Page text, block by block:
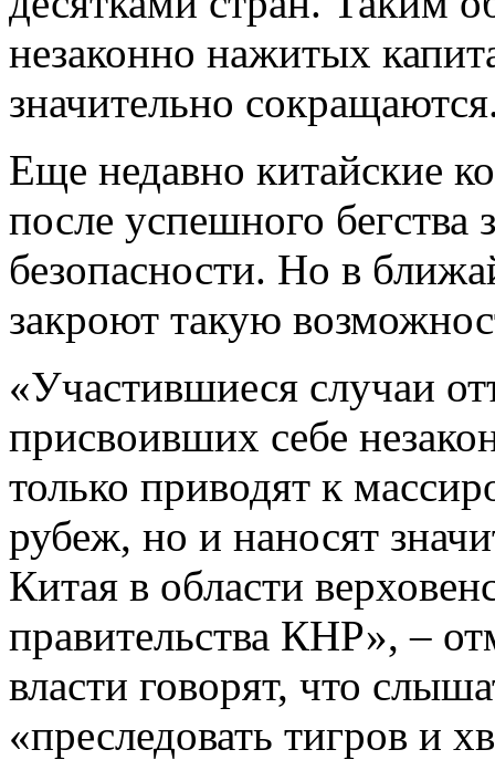
незаконно нажитых
значительно
Еще недавно китайские
после успешного бегства
безопасности. Но в
закроют такую
«Участившиеся случаи
присвоивших себе
только приводят к
рубеж, но и наносят
Китая в области
правительства КНР», –
власти говорят, что
«преследовать тигров и